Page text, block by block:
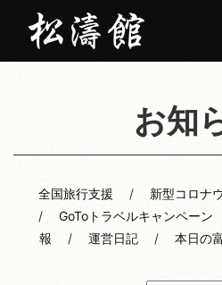
お知
全国旅行支援
新型コロナ
GoToトラベルキャンペーン
報
運営日記 本日の